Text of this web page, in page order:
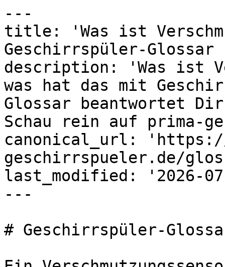
---
title: 'Was ist
Geschirrspüler-
description: 'Was ist
was hat das mit
Glossar beantwortet
Schau rein auf prima-
canonical_url: 'https://
geschirrspueler.de/
last_modified: '2026-
---
# Geschirrspüler-